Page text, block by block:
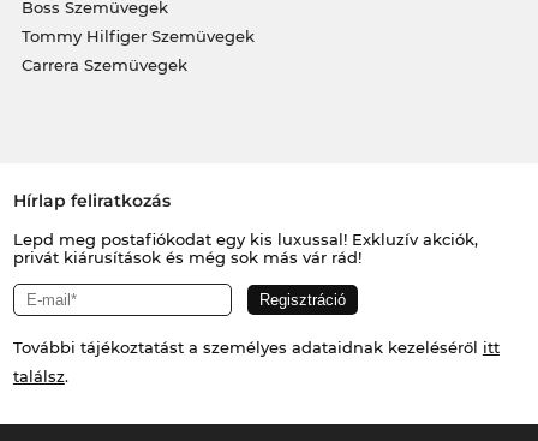
Boss Szemüvegek
Tommy Hilfiger Szemüvegek
Carrera Szemüvegek
Hírlap feliratkozás
Lepd meg postafiókodat egy kis luxussal! Exkluzív akciók,
privát kiárusítások és még sok más vár rád!
További tájékoztatást a személyes adataidnak kezeléséről itt
találsz.